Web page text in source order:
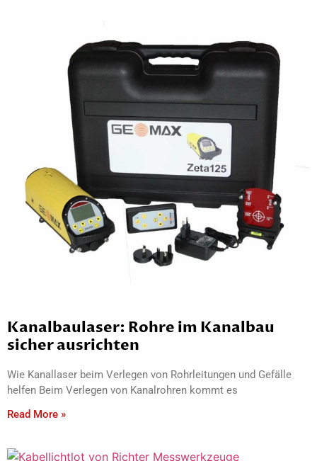
Kanalbaulaser: Rohre im Kanalbau
sicher ausrichten
Wie Kanallaser beim Verlegen von Rohrleitungen und Gefälle
helfen Beim Verlegen von Kanalrohren kommt es
Read More »